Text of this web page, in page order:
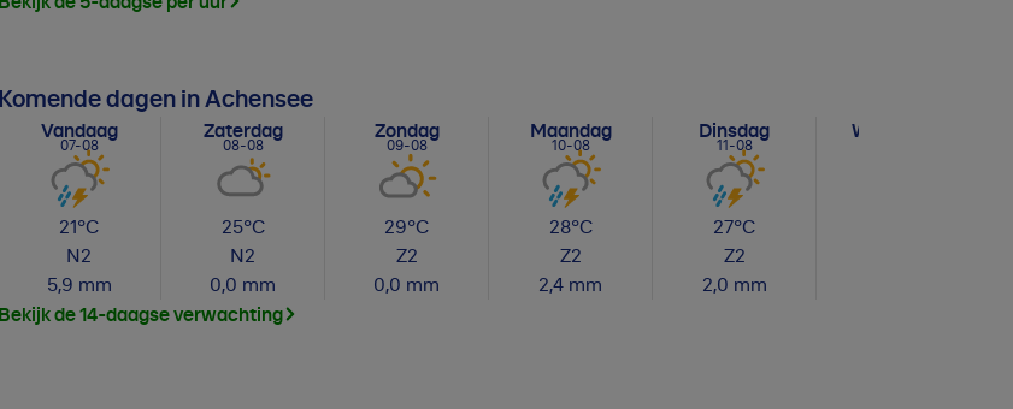
Komende dagen in Achensee
Vandaag
07-08
21°C
N 2
5,9 mm
Zaterdag
08-08
25°C
N 2
0,0 mm
Zondag
09-08
29°C
Z2
0,0 mm
Maandag
10-08
28°C
Z2
2,4 mm
Dinsdag
11-08
27°C
Z2
2,0 mm
Woensdag
Bekijk de 14-daagse verwachting